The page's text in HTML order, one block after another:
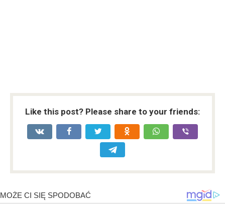
Like this post? Please share to your friends: